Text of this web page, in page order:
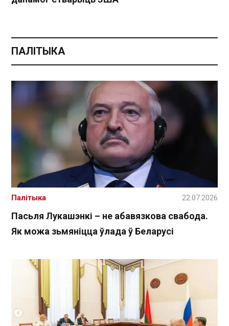
ПАЛІТЫКА
Пасьля Лукашэнкі – не абавязкова свабода.
Як можа зьмяніцца ўлада ў Беларусі
Палітыка 22.07.2026